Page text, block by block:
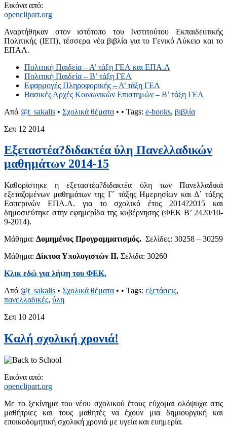
Εικόνα από:
openclipart.org
Αναρτήθηκαν στον ιστότοπο του Ινστιτούτου Εκπαιδευτικής
Πολιτικής (ΙΕΠ), τέσσερα νέα βιβλία για το Γενικό Λύκειο και το
ΕΠΑΛ.
Πολιτική Παιδεία – Α’ τάξη ΓΕΛ και ΕΠΑ.Λ
Πολιτική Παιδεία – Β’ τάξη ΓΕΛ
Εφαρμογές Πληροφορικής – Α’ τάξη ΓΕΛ
Βασικές Αρχές Κοινωνικών Επιστημών – Β’ τάξη ΓΕΛ
Από @t_sakalis • Σχολικά θέματα • • Tags: e-books, βιβλία
Σεπ 12 2014
Εξεταστέα?διδακτέα ύλη Πανελλαδικών
μαθημάτων 2014-15
Καθορίστηκε η εξεταστέα?διδακτέα ύλη των Πανελλαδικά
εξεταζομένων μαθημάτων της Γ΄ τάξης Hμερησίων και Δ΄ τάξης
Εσπερινών ΕΠΑ.Λ. για το σχολικό έτος 2014?2015 και
δημοσιεύτηκε στην εφημερίδα της κυβέρνησης (ΦΕΚ Β’ 2420/10-
9-2014).
Μάθημα: Δομημένος Προγραμματισμός. Σελίδες: 30258 – 30259
Μάθημα: Δίκτυα Υπολογιστών ΙΙ. Σελίδα: 30260
Κλικ εδώ για λήψη του ΦΕΚ.
Από @t_sakalis • Σχολικά θέματα • • Tags: εξετάσεις,
πανελλαδικές, ύλη
Σεπ 10 2014
Καλή σχολική χρονιά!
Εικόνα από:
openclipart.org
Με το ξεκίνημα του νέου σχολικού έτους εύχομαι ολόψυχα στις
μαθήτριες και τους μαθητές να έχουν μια δημιουργική και
εποικοδομητική σχολική χρονιά με υγεία και ευημερία.